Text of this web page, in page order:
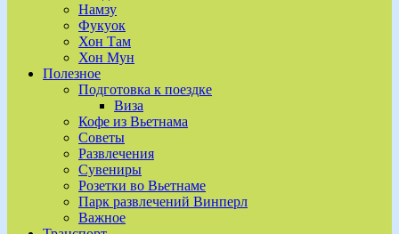
Намзу
Фукуок
Хон Там
Хон Мун
Полезное
Подготовка к поездке
Виза
Кофе из Вьетнама
Советы
Развлечения
Сувениры
Розетки во Вьетнаме
Парк развлечений Винперл
Важное